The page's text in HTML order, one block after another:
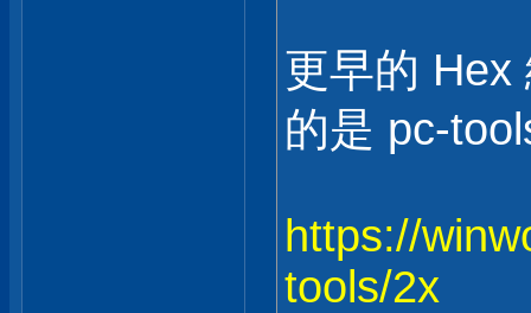
更早的 Hex
的是 pc-
https://
tools/2x